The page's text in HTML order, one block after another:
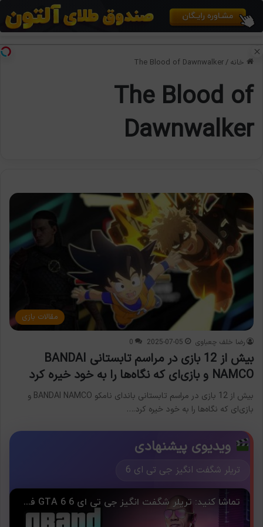
منو
خانه /
The Blood of Dawnwalker
The Blood of
Dawnwalker
مقالات بازی
رضا خلف چعباوی 2025-07-05
0
بیش از 12 بازی در مراسم تابستانی BANDAI
NAMCO و بازی‌ای که نگاه‌ها را به خود خیره کرد
بیش از 12 بازی در مراسم تابستانی باندای نامکو BANDAI NAMCO و
بازی‌ای که نگاه‌ها را به خود خیره کرد.…
ویدیوی پیشنهادی
تریلر شگفت انگیز جی تی ای 6